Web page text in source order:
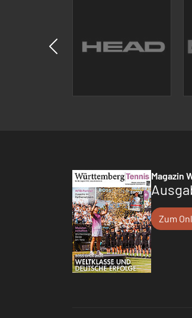
Magazin
Zum